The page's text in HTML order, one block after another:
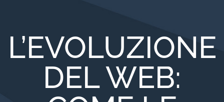
L’EVOLUZIONE
DEL WEB: